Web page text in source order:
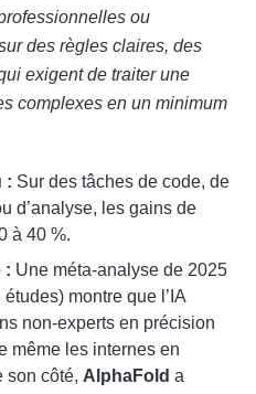
ou
des règles claires, des
exigent de traiter une
complexes en un minimum
: Sur des tâches de code, de
d’analyse, les gains de
à 40 %.
: Une méta-analyse de 2025
études) montre que l’IA
non-experts en précision
même les internes en
son côté, AlphaFold a